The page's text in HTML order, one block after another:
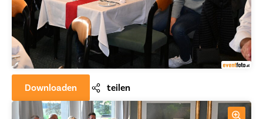
Downloaden teilen